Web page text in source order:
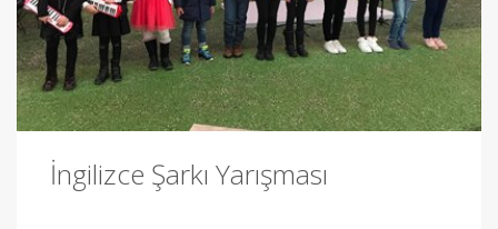
İngilizce Şarkı Yarışması